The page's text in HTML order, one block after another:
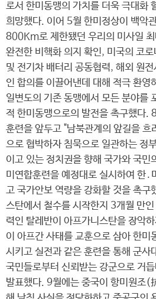
로서 한미동맹의 가치를 더욱 극대화
희망했다. 이어 5월 한미정상이 백악
800Km로 제한됐던 우리의 미사일
완전한 비핵화 의지 확인, 미국의 코로
및 전기차 배터리 공동협력, 해외 원
인 합의를 이끌어낸데 대해 적극 환영
일변도의 기존 동맹에서 모든 분야를
적 한미동맹으로의 발전을 촉구했다.
훈련을 앞두고 "남북관계의 앞길을 흐
으로 협박하자 침묵으로 일관하는 정
이고 있는 정치권을 향해 국가와 국민
미연합훈련을 예정대로 실시하여 한․
고 국가안보 역량을 강화할 것을 촉구
스탄에서 철수를 시작한지 3개월 만
력인 탈레반이 아프가니스탄을 장악
이 아프간 사태를 교훈으로 삼아 한미
시키고 실전과 같은 훈련을 통해 군사
국민들로부터 신뢰받는 강군으로 거
발표했다. 9월에는 중국이 항미원조(